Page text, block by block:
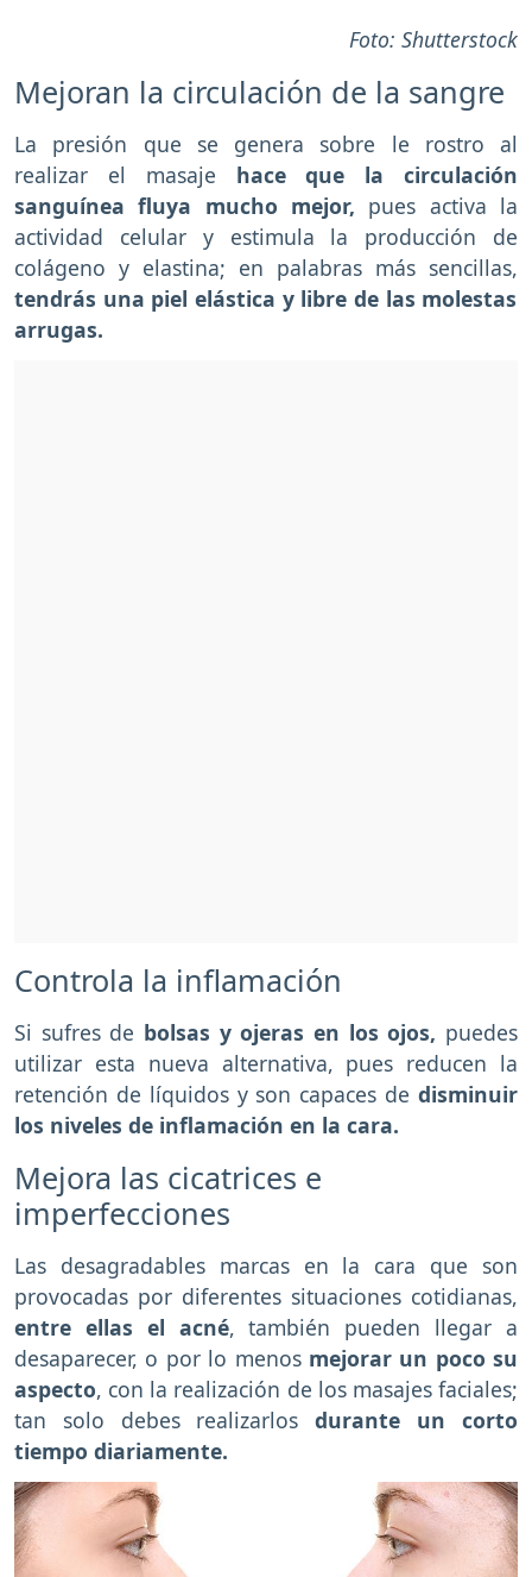
Foto: Shutterstock
Mejoran la circulación de la sangre
La presión que se genera sobre le rostro al
realizar el masaje hace que la circulación
sanguínea fluya mucho mejor, pues activa la
actividad celular y estimula la producción de
colágeno y elastina; en palabras más sencillas,
tendrás una piel elástica y libre de las molestas
arrugas.
Controla la inflamación
Si sufres de bolsas y ojeras en los ojos, puedes
utilizar esta nueva alternativa, pues reducen la
retención de líquidos y son capaces de disminuir
los niveles de inflamación en la cara.
Mejora las cicatrices e
imperfecciones
Las desagradables marcas en la cara que son
provocadas por diferentes situaciones cotidianas,
entre ellas el acné, también pueden llegar a
desaparecer, o por lo menos mejorar un poco su
aspecto, con la realización de los masajes faciales;
tan solo debes realizarlosdurante un corto
tiempo diariamente.